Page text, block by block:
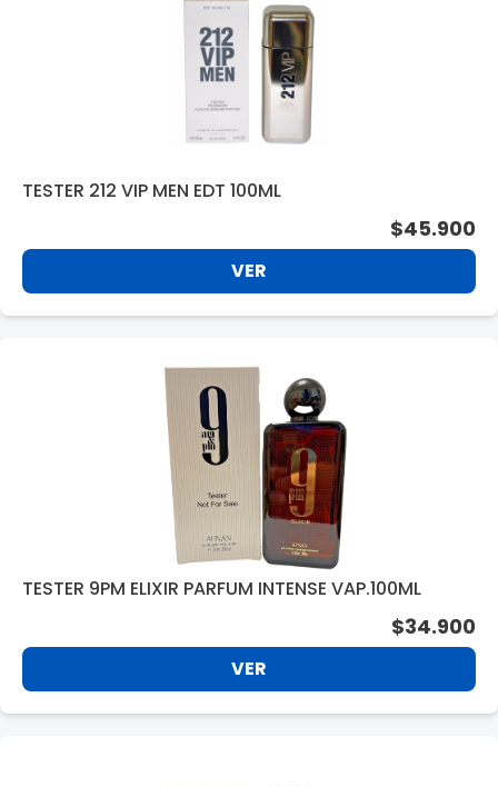
TESTER 212 VIP MEN EDT 100ML
$45.900
VER
TESTER 9PM ELIXIR PARFUM INTENSE VAP.100ML
$34.900
VER